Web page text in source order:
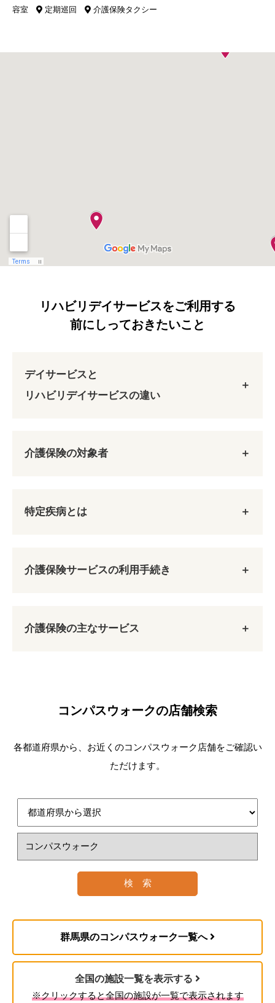
容室
定期巡回 介護保険タクシー
リハビリデイサービスをご利用する
前にしっておきたいこと
デイサービスと
リハビリデイサービスの違い
デイサービス
とができるよう支援し、以下の目的で使用される
精神的負担の軽減
リハビリデイサービス
リハビリの専門職である理学療法士を中心とした
相談員などの専門家のサポートのもとリハビリ、
機能訓練を受けることができる。
介護保険の対象者
65歳以上の方
けたときに介護サービスを受けることができま
第2号被保険者
40歳以上65歳未満の医療保険に加入している方
（要支援）認定を受けたときに介護サービスを受
けることができます。
特定疾病とは
骨折を伴う骨粗鬆症
進行性核上性麻痺、大脳皮質基底核変性症およ
びパーキンソン病
脊柱管狭窄症
早老症
多系統萎縮症
糖尿病性神経障害、糖尿病性腎症および糖尿病
慢性閉塞性肺疾患
両側の膝関節または股関節に著しい変形を伴う
変形性関節症
介護保険サービスの利用手続き
2. 認定調査・主治医意見書
3. 審査・判定
介護保険の主なサービス
訪問介護
つ、食事などの介護や調理、洗濯、掃除等の家事
を行うサービスです。
ご自宅で療養生活が送れるよう、看護師が医師の
指示のもと、健康チェック、療養上の世話などを
福祉用具貸与
日常生活や介護に役立つ福祉用具（車いす、ベッ
コンパスウォークの店舗検索
各都道府県から、お近くのコンパスウォーク店舗をご確認い
ただけます。
群馬県のコンパスウォーク一覧へ
全国の施設一覧を表示する
※クリックすると全国の施設が一覧で表示されます